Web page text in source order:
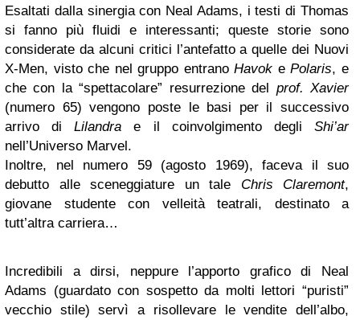
Esaltati dalla sinergia con Neal Adams, i testi di Thomas
si fanno più fluidi e interessanti; queste storie sono
considerate da alcuni critici l’antefatto a quelle dei Nuovi
X-Men, visto che nel gruppo entranoHavok ePolaris, e
che con la “spettacolare” resurrezione del prof. Xavier
(numero 65) vengono poste le basi per il successivo
arrivo diLilandra e il coinvolgimento degliShi’ar
nell’Universo Marvel.
Inoltre, nel numero 59 (agosto 1969), faceva il suo
debutto alle sceneggiature un tale Chris Claremont,
giovane studente con velleità teatrali, destinato a
tutt’altra carriera…
Incredibili a dirsi, neppure l’apporto grafico di Neal
Adams (guardato con sospetto da molti lettori “puristi”
vecchio stile) servì a risollevare le vendite dell’albo,